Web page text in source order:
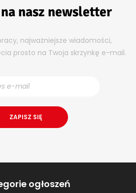
nasz newsletter
najważniejsze wiadomości,
prosto na Twoja skrzynkę e-mail.
ogłoszeń